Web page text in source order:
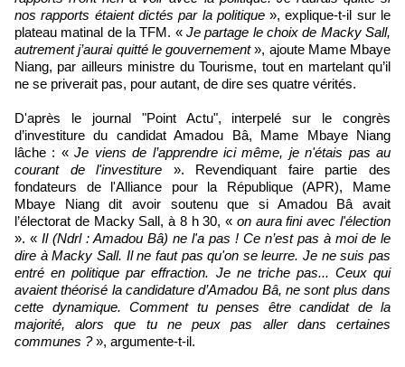
nos rapports étaient dictés par la politique», explique-t-il sur le
plateau matinal de la TFM. « Je partage le choix de Macky Sall,
autrement j’aurai quitté le gouvernement», ajoute Mame Mbaye
Niang, par ailleurs ministre du Tourisme, tout en martelant qu’il
ne se priverait pas, pour autant, de dire ses quatre vérités.
D'après le journal "Point Actu", interpelé sur le congrès
d’investiture du candidat Amadou Bâ, Mame Mbaye Niang
lâche : «Je viens de l’apprendre ici même, je n'étais pas au
courant de l'investiture ». Revendiquant faire partie des
fondateurs de l'Alliance pour la République (APR), Mame
Mbaye Niang dit avoir soutenu que si Amadou Bâ avait
l’électorat de Macky Sall, à 8 h 30, « on aura fini avec l'élection
». « Il (Ndrl : Amadou Bâ) ne l'a pas ! Ce n’est pas à moi de le
dire à Macky Sall. Il ne faut pas qu'on se leurre. Je ne suis pas
entré en politique par effraction. Je ne triche pas... Ceux qui
avaient théorisé la candidature d’Amadou Bâ, ne sont plus dans
cette dynamique. Comment tu penses être candidat de la
majorité, alors que tu ne peux pas aller dans certaines
communes ?», argumente-t-il.